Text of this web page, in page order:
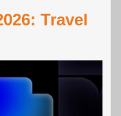
Travel